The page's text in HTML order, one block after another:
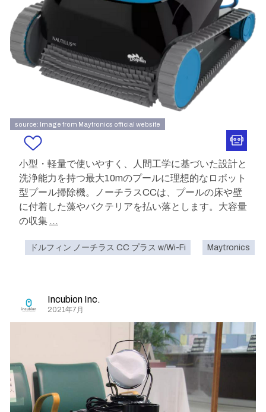
source: Image from Maytronics official website
小型・軽量で使いやすく、人間工学に基づいた設計と
洗浄能力を持つ最大10mのプールに理想的なロボット
型プール掃除機。ノーチラスCCは、プールの床や壁
に付着した藻やバクテリアを払い落とします。大容量
の収集 ...
ドルフィン ノーチラス CC プラス w/Wi-Fi Maytronics
Incubion Inc.
2021年7月